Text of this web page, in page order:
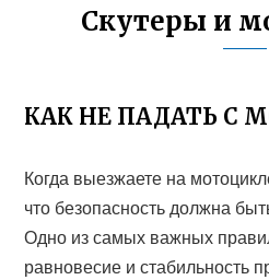
Скутеры и
КАК НЕ ПАДАТЬ С
Когда выезжаете на
что безопасность должна
Одно из самых важных
равновесие и стабильность